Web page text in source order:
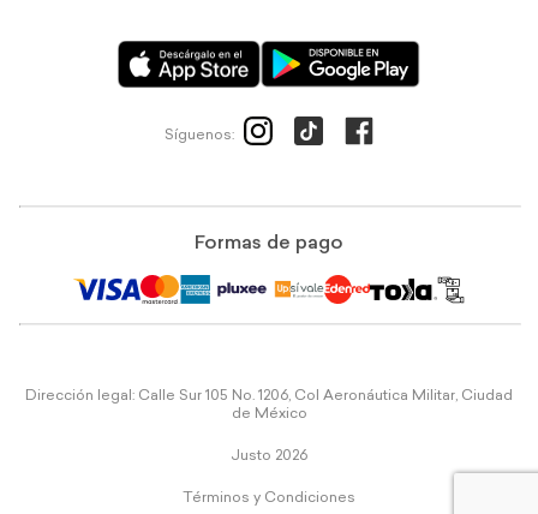
Síguenos:
Formas de pago
Dirección legal: Calle Sur 105 No. 1206, Col Aeronáutica Militar, Ciudad
de México
Justo 2026
Términos y Condiciones